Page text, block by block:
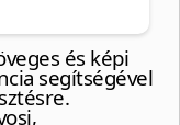
és képi
segítségével